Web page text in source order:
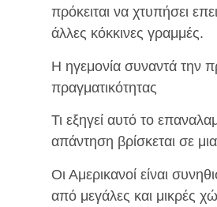
πρόκειται να χτυπήσει
άλλες κόκκινες γραμμές.
Η ηγεμονία συναντά την
πραγματικότητας
Τι εξηγεί αυτό το
απάντηση βρίσκεται σε
Οι Αμερικανοί είναι
από μεγάλες και μικρές